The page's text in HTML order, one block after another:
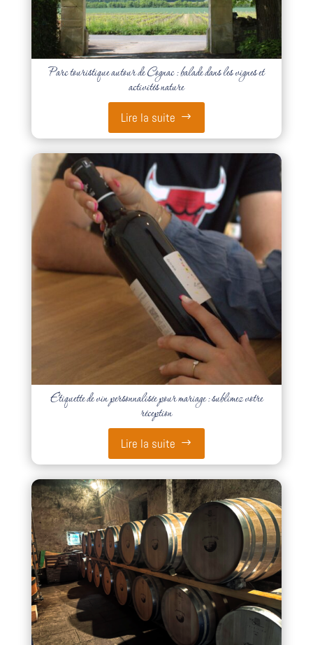
Parc touristique autour de Cognac : balade dans les vignes et
activités nature
Lire la suite
Étiquette de vin personnalisée pour mariage : sublimez votre
réception
Lire la suite